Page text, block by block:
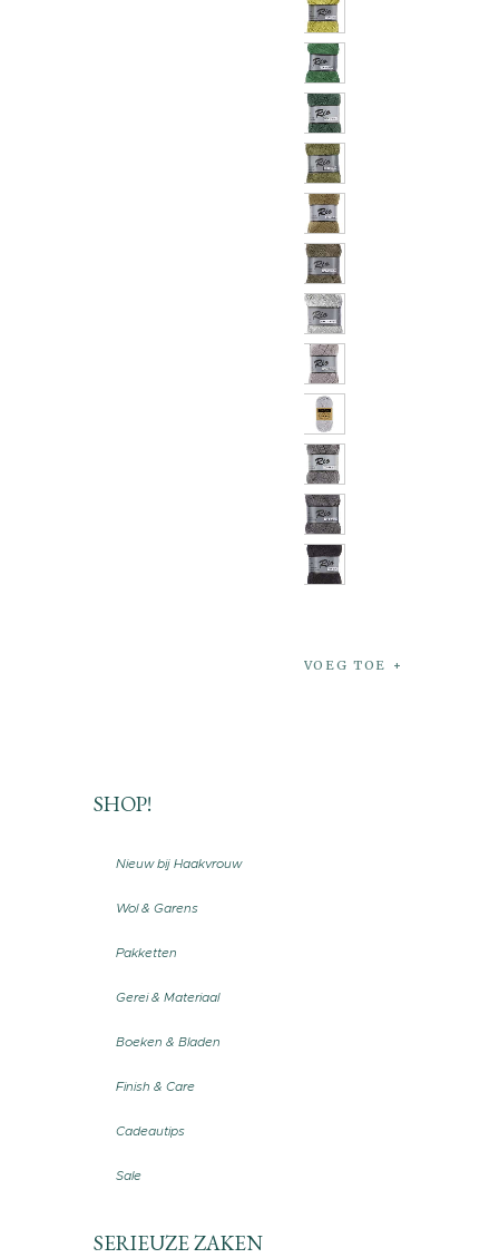
VOEG TOE
SHOP!
Nieuw bij Haakvrouw
Wol & Garens
Pakketten
Gerei & Materiaal
Boeken & Bladen
Finish & Care
Cadeautips
Sale
SERIEUZE ZAKEN